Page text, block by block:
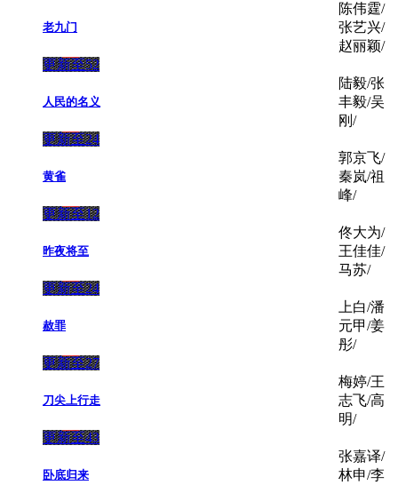
老九门
陈伟霆/
张艺兴/
赵丽颖/
更新至52
人民的名义
陆毅/张
丰毅/吴
刚/
更新至24
黄雀
郭京飞/
秦岚/祖
峰/
更新至12
昨夜将至
佟大为/
王佳佳/
马苏/
更新至24
赦罪
上白/潘
元甲/姜
彤/
更新至27
刀尖上行走
梅婷/王
志飞/高
明/
更新至43
卧底归来
张嘉译/
林申/李